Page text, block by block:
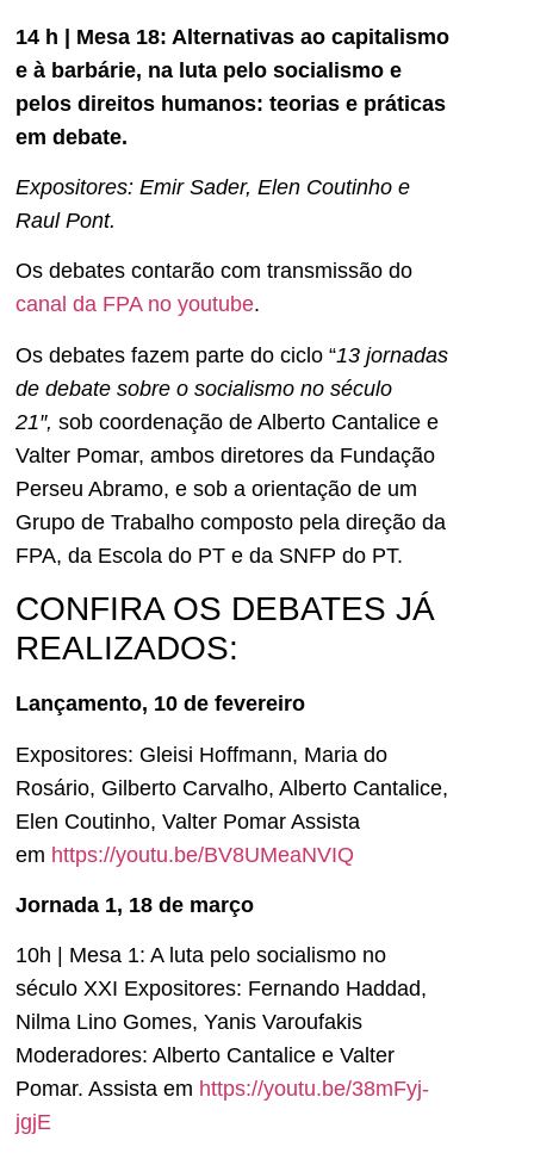
14 h | Mesa 18: Alternativas ao capitalismo
e à barbárie, na luta pelo socialismo e
pelos direitos humanos: teorias e práticas
em debate.
Expositores: Emir Sader, Elen Coutinho e
Raul Pont.
Os debates contarão com transmissão do
canal da FPA no youtube.
Os debates fazem parte do ciclo “13 jornadas
de debate sobre o socialismo no século
21″, sob coordenação de Alberto Cantalice e
Valter Pomar, ambos diretores da Fundação
Perseu Abramo, e sob a orientação de um
Grupo de Trabalho composto pela direção da
FPA, da Escola do PT e da SNFP do PT.
CONFIRA OS DEBATES JÁ
REALIZADOS:
Lançamento, 10 de fevereiro
Expositores: Gleisi Hoffmann, Maria do
Rosário, Gilberto Carvalho, Alberto Cantalice,
Elen Coutinho, Valter Pomar Assista
em https://youtu.be/BV8UMeaNVIQ
Jornada 1, 18 de março
10h | Mesa 1: A luta pelo socialismo no
século XXI Expositores: Fernando Haddad,
Nilma Lino Gomes, Yanis Varoufakis
Moderadores: Alberto Cantalice e Valter
Pomar. Assista em https://youtu.be/38mFyj-
jgjE